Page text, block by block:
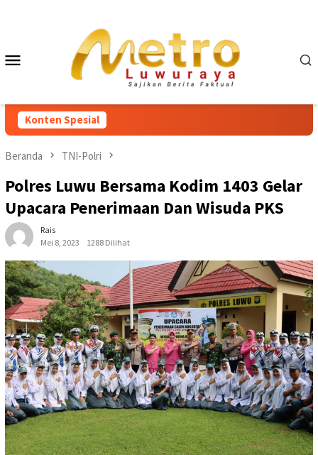
Mobile
Konten Spesial
Beranda TNI-Polri
Polres Luwu Bersama Kodim 1403 Gelar
Upacara Penerimaan Dan Wisuda PKS
Rais
Mei 8, 2023
1288 Dilihat